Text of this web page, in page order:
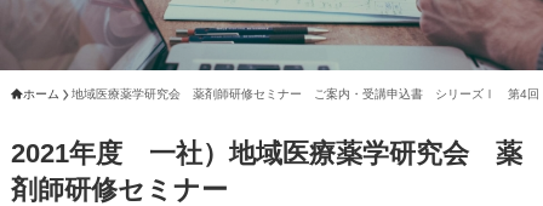
ホーム 地域医療薬学研究会 薬剤師研修セミナー ご案内・受講申込書 シリーズⅠ 第4回
2021年度 一社）地域医療薬学研究会 薬
剤師研修セミナー